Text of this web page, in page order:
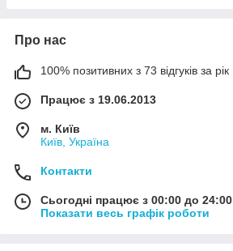
Про нас
100% позитивних з 73 відгуків за рік
Працює з 19.06.2013
м. Київ
Київ, Україна
Контакти
Сьогодні працює з 00:00 до 24:00
Показати весь графік роботи